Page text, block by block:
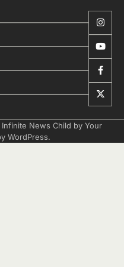
| Infinite News Child by Your
WordPress.